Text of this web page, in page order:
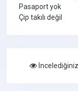
Pasaport yok
Çip takılı değil